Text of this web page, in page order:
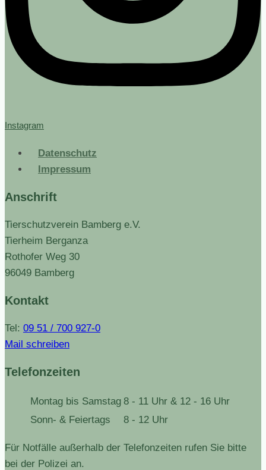
Instagram
Datenschutz
Impressum
Anschrift
Tierschutzverein Bamberg e.V.
Tierheim Berganza
Rothofer Weg 30
96049 Bamberg
Kontakt
Tel: 09 51 / 700 927-0
Mail schreiben
Telefonzeiten
Montag bis Samstag 8 - 11 Uhr & 12 - 16 Uhr
Sonn- & Feiertags
8 - 12 Uhr
Für Notfälle außerhalb der Telefonzeiten rufen Sie bitte
bei der Polizei an.